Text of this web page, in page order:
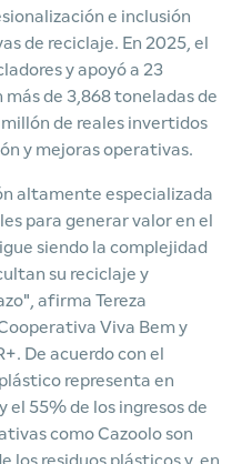
e inclusión
de reciclaje. En 2025, el
y apoyó a 23
de 3,868 toneladas de
de reales invertidos
y mejoras operativas.
altamente especializada
para generar valor en el
siendo la complejidad
su reciclaje y
afirma Tereza
Viva Bem y
De acuerdo con el
representa en
el 55% de los ingresos de
como Cazoolo son